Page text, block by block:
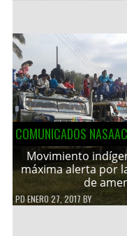
COMUNICADOS
Movimiento
máxima alerta por
de
PDENERO 27, 2017 BY